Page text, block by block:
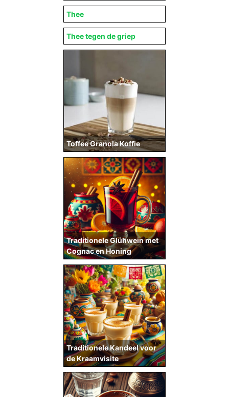
Thee
Thee tegen de griep
Toffee Granola Koffie
Traditionele Glühwein met
Cognac en Honing
Traditionele Kandeel voor
de Kraamvisite